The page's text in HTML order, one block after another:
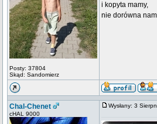
Posty: 37804
Skąd: Sandomierz
i kopyta mamy,
nie dorówna
Chal-Chenet
cHAL 9000
Wysłany: 3